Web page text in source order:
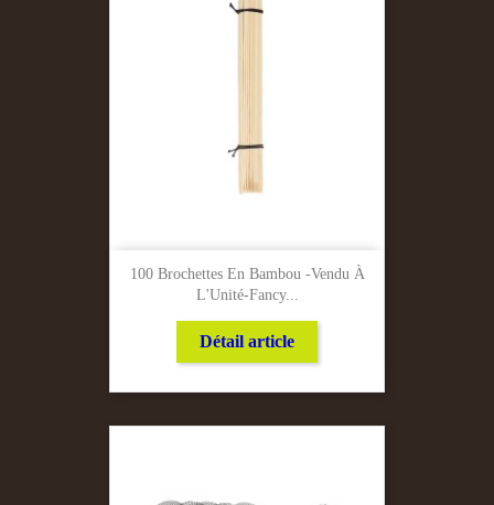
100 Brochettes En Bambou -Vendu À
L'Unité-Fancy...
Détail article